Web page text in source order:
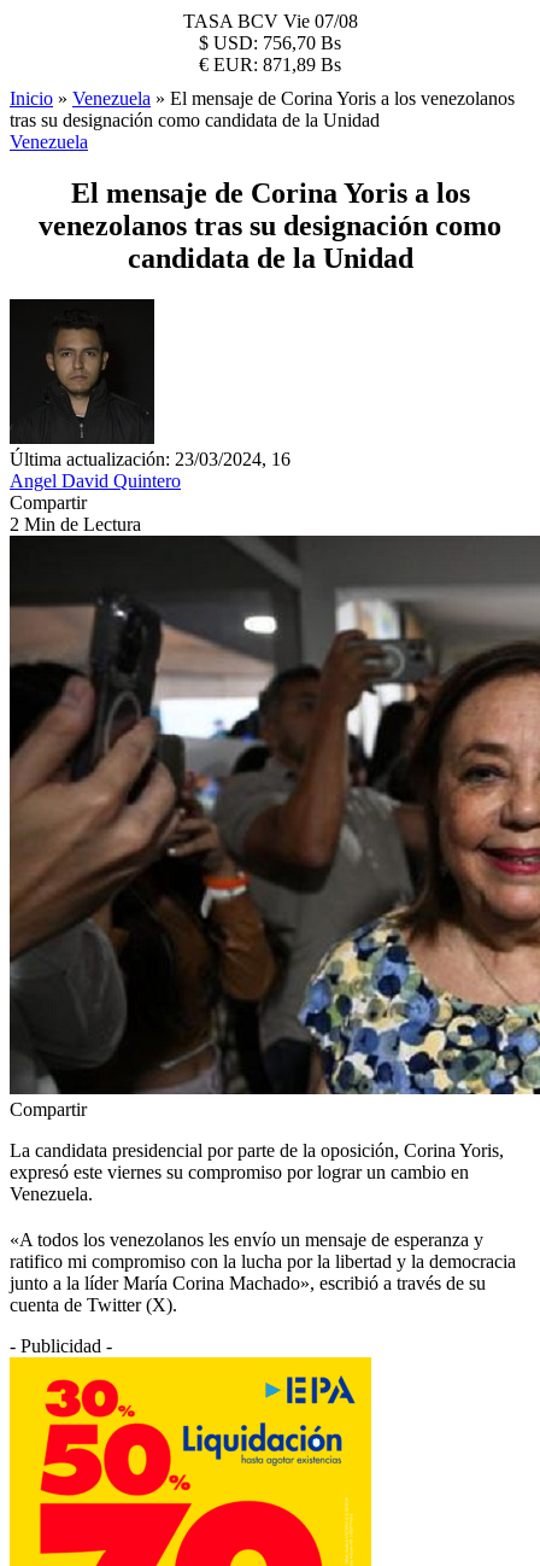
TASA BCV Vie 07/08
$ USD: 756,70 Bs
€ EUR: 871,89 Bs
Inicio » Venezuela » El mensaje de Corina Yoris a los venezolanos
tras su designación como candidata de la Unidad
Venezuela
El mensaje de Corina Yoris a los
venezolanos tras su designación como
candidata de la Unidad
Última actualización: 23/03/2024, 16
Angel David Quintero
Compartir
2 Min de Lectura
Compartir
La candidata presidencial por parte de la oposición, Corina Yoris,
expresó este viernes su compromiso por lograr un cambio en
Venezuela.
«A todos los venezolanos les envío un mensaje de esperanza y
ratifico mi compromiso con la lucha por la libertad y la democracia
junto a la líder María Corina Machado», escribió a través de su
cuenta de Twitter (X).
- Publicidad -